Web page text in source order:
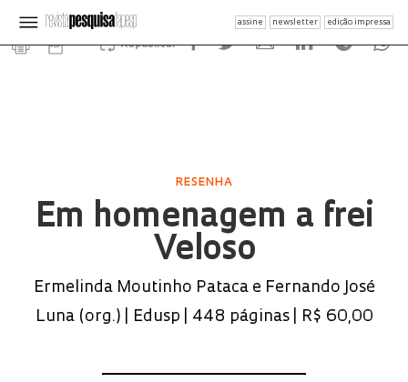
assine newsletter edição impressa
Republicar
RESENHA
Em homenagem a frei
Veloso
Ermelinda Moutinho Pataca e Fernando José
Luna (org.) | Edusp | 448 páginas | R$ 60,00